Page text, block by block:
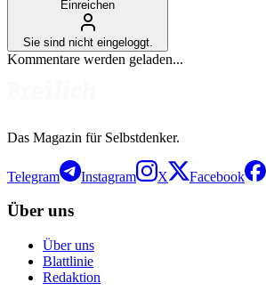
Einreichen
Sie sind nicht eingeloggt.
Kommentare werden geladen...
Das Magazin für Selbstdenker.
Telegram Instagram X Facebook
Über uns
Über uns
Blattlinie
Redaktion